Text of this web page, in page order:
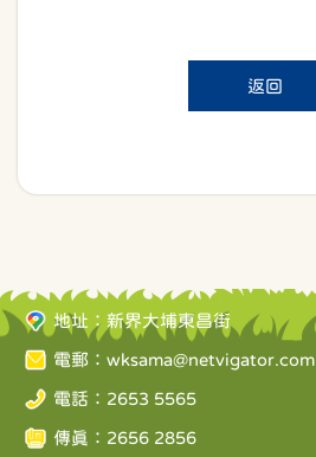
返回
地址：新界大埔東昌街
電郵： wksama@netvigator.com
電話：2653 5565
傳真：2656 2856